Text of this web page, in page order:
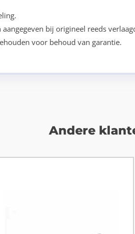
bij origineel reeds
voor behoud van garantie.
Andere